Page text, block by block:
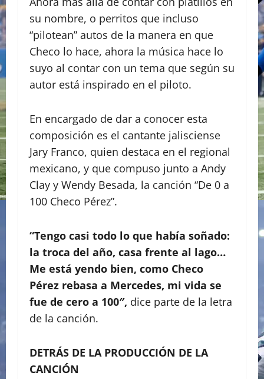
su nombre, o perritos que incluso
“pilotean” autos de la manera en que
Checo lo hace, ahora la música hace lo
suyo al contar con un tema que según su
autor está inspirado en el piloto.
En encargado de dar a conocer esta
composición es el cantante jalisciense
Jary Franco, quien destaca en el regional
mexicano, y que compuso junto a Andy
Clay y Wendy Besada, la canción “De 0 a
100 Checo Pérez”.
“Tengo casi todo lo que había soñado:
la troca del año, casa frente al lago…
Me está yendo bien, como Checo
Pérez rebasa a Mercedes, mi vida se
fue de cero a 100″, dice parte de la letra
de la canción.
DETRÁS DE LA PRODUCCIÓN DE LA
CANCIÓN